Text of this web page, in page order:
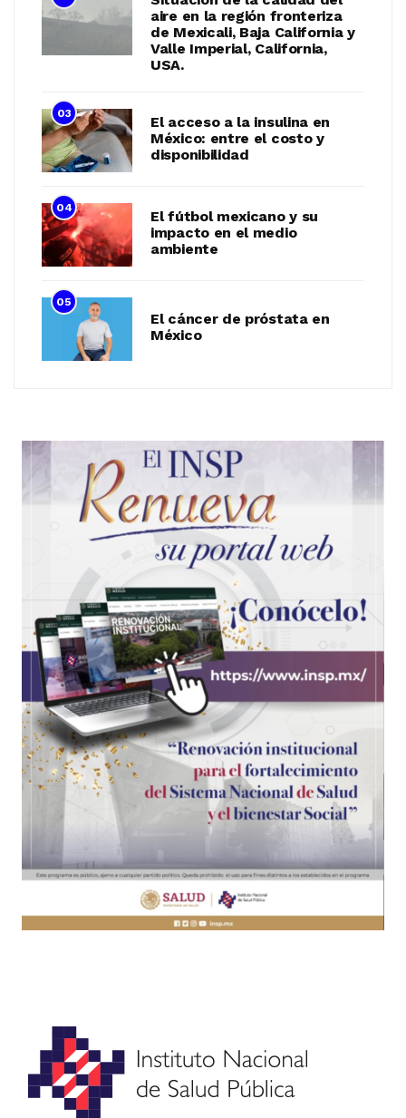
aire en la región fronteriza
de Mexicali, Baja California y
Valle Imperial, California,
USA.
03
El acceso a la insulina en
México: entre el costo y
disponibilidad
04
El fútbol mexicano y su
impacto en el medio
ambiente
05
El cáncer de próstata en
México